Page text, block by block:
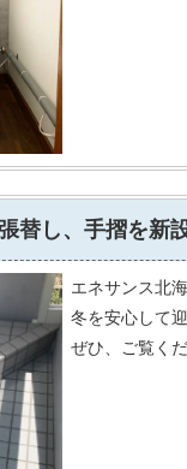
替し、手摺を新
エネサンス北
冬を安心して
ぜひ、ご覧く